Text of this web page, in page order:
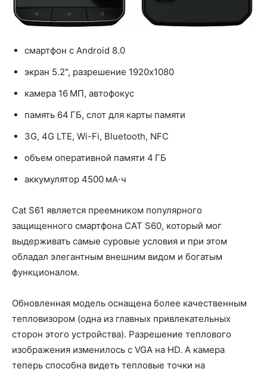
смартфон с Android 8.0
экран 5.2", разрешение 1920x1080
камера 16 МП, автофокус
память 64 ГБ, слот для карты памяти
3G, 4G LTE, Wi-Fi, Bluetooth, NFC
объем оперативной памяти 4 ГБ
аккумулятор 4500 мА⋅ч
Cat S61 является преемником популярного
защищенного смартфона CAT S60, который мог
выдерживать самые суровые условия и при этом
обладал элегантным внешним видом и богатым
функционалом.
Обновленная модель оснащена более качественным
тепловизором (одна из главных привлекательных
сторон этого устройства). Разрешение теплового
изображения изменилось с VGA на HD. А камера
теперь способна видеть тепловые точки на